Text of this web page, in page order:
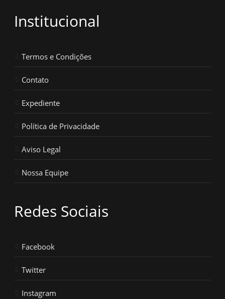
Institucional
Termos e Condições
Contato
Expediente
Política de Privacidade
Aviso Legal
Nossa Equipe
Redes Sociais
Facebook
Twitter
Instagram